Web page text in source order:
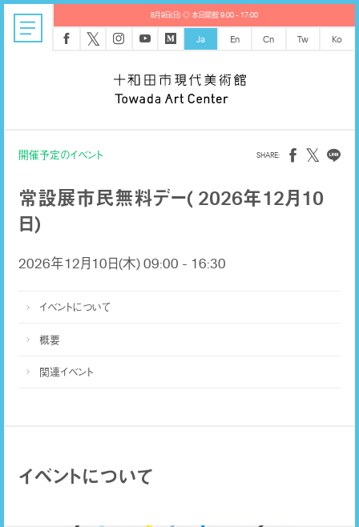
8月9日(日) ◎ 本日開館 9:00 - 17:00
𝕏 Ja En Cn Tw Ko
開催予定のイベント 𝕏
常設展市民無料デー( 2026年12月10
日)
2026年12月10日(木) 09:00 - 16:30
イベントについて
概要
関連イベント
イベントについて